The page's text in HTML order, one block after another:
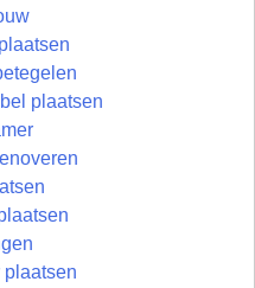
plaatsen
plaatsen